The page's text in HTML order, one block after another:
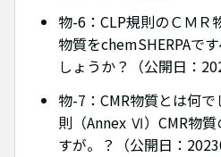
物-6：CLP規則のＣＭＲ
物質をchemSHERPAで
しょうか？（公開日：
物-7：CMR物質とは何
則（Annex Ⅵ）CMR物
すが。？（公開日：